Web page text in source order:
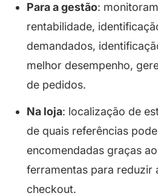
Para a gestão:
rentabilidade,
demandados,
melhor desempenho,
de pedidos.
Na loja: localização de
de quais referências
encomendadas graças
ferramentas para reduzir
checkout.